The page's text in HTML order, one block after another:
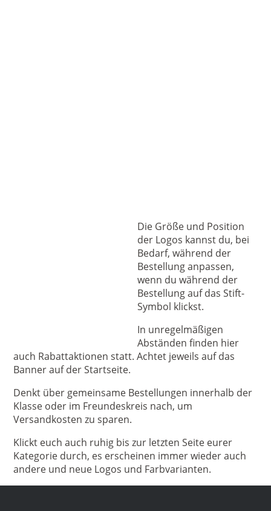
Die Größe und Position
der Logos kannst du, bei
Bedarf, während der
Bestellung anpassen,
wenn du während der
Bestellung auf das Stift-
Symbol klickst.
In unregelmäßigen
Abständen finden hier
auch Rabattaktionen statt. Achtet jeweils auf das
Banner auf der Startseite.
Denkt über gemeinsame Bestellungen innerhalb der
Klasse oder im Freundeskreis nach, um
Versandkosten zu sparen.
Klickt euch auch ruhig bis zur letzten Seite eurer
Kategorie durch, es erscheinen immer wieder auch
andere und neue Logos und Farbvarianten.